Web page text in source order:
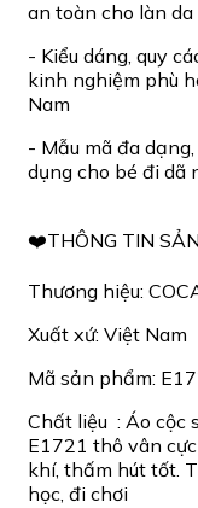
an toàn cho làn da
- Kiểu dáng, quy
kinh nghiệm phù
Nam
- Mẫu mã đa
dụng cho bé đi dã
❤️THÔNG TIN
Thương hiệu:
Xuất xứ: Việt Nam
Mã sản phẩm:
Chất liệu : Áo cộc
E1721 thô vân
khí, thấm hút tốt.
học, đi chơi